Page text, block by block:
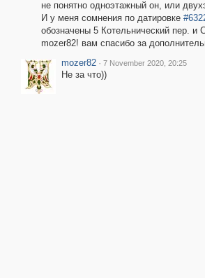
не понятно одноэтажный он, или
И у меня сомнения по датировке
обозначены 5 Котельнический пер. и
mozer82! вам спасибо за
mozer82 · 7 November 2020, 20:25
Не за что))